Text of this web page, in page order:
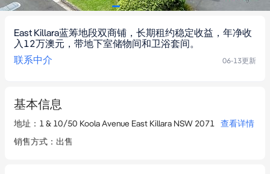
East Killara蓝筹地段双商铺，长期租约稳定收益，年净收
入12万澳元，带地下室储物间和卫浴套间。
联系中介
06-13更新
基本信息
地址 ： 1 & 10/50 Koola Avenue East Killara NSW 2071
查看详情
销售方式 ： 出售